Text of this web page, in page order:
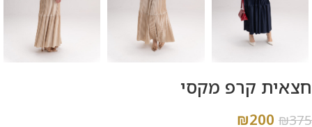
חצאית קרפ מקסי
₪375
₪200